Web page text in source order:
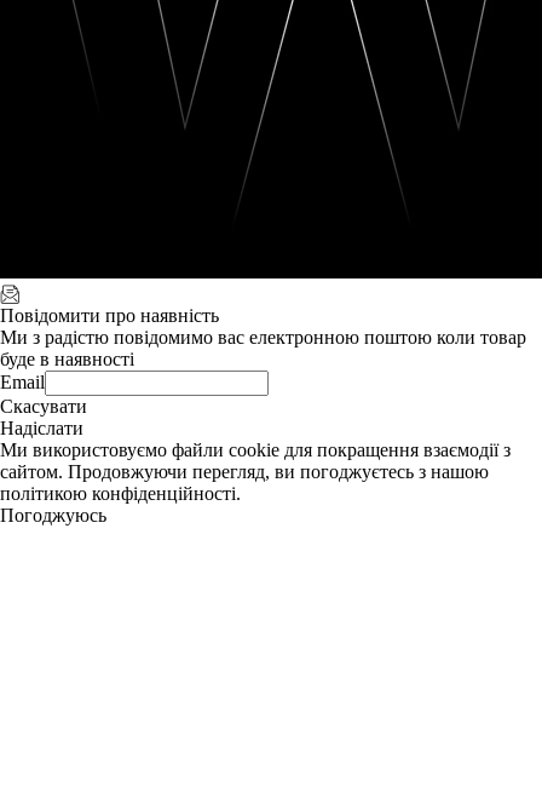
Повідомити про наявність
Ми з радістю повідомимо вас електронною поштою коли товар
буде в наявності
Email
Скасувати
Надіслати
Ми використовуємо файли cookie для покращення взаємодії з
сайтом. Продовжуючи перегляд, ви погоджуєтесь з нашою
політикою конфіденційності.
Погоджуюсь